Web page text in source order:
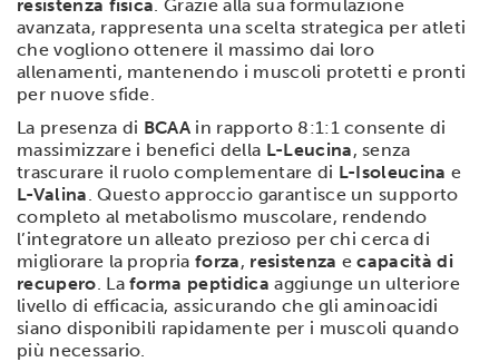
annunci, per fornire funzionalità dei social media e per
analizzare il nostro traffico. Condividiamo inoltre
informazioni sul modo in cui utilizzi il nostro sito con i
pubblicità e social media, i quali potrebbero combinarle
con altre informazioni che hai fornito loro o che hanno
raccolto dal tuo utilizzo dei loro servizi.
resistenza fisica . Grazie alla sua formulazione
avanzata, rappresenta una scelta strategica per atleti
che vogliono ottenere il massimo dai loro
allenamenti, mantenendo i muscoli protetti e pronti
per nuove sfide.
La presenza di BCAA in rapporto 8:1:1 consente di
massimizzare i benefici della L-Leucina, senza
trascurare il ruolo complementare di L-Isoleucina e
L-Valina . Questo approccio garantisce un supporto
completo al metabolismo muscolare, rendendo
l’integratore un alleato prezioso per chi cerca di
migliorare la propriaforza, resistenza ecapacità di
recupero . Laforma peptidica aggiunge un ulteriore
livello di efficacia, assicurando che gli aminoacidi
siano disponibili rapidamente per i muscoli quando
più necessario.